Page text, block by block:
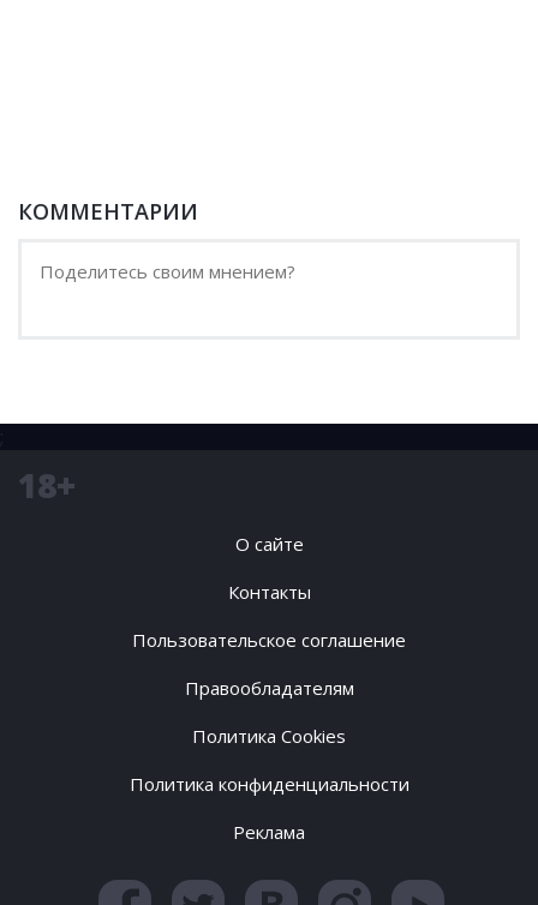
КОММЕНТАРИИ
;
18+
О сайте
Контакты
Пользовательское соглашение
Правообладателям
Политика Cookies
Политика конфиденциальности
Реклама